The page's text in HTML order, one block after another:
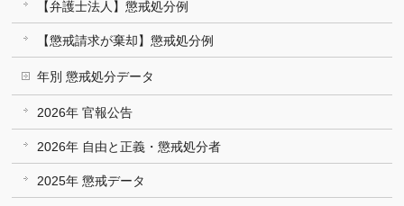
【弁護士法人】懲戒処分例
【懲戒請求が棄却】懲戒処分例
年別 懲戒処分データ
2026年 官報公告
2026年 自由と正義・懲戒処分者
2025年 懲戒データ